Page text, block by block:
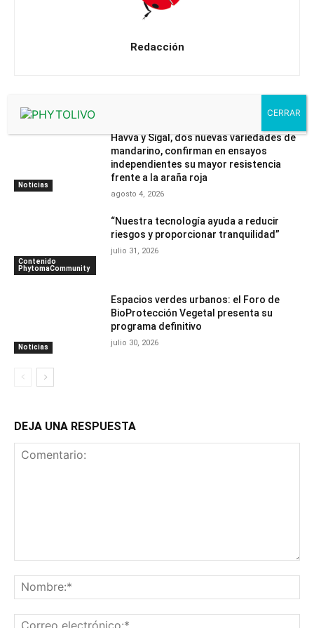
Redacción
Artículos relacionados
Noticias
Havva y Sigal, dos nuevas variedades de
mandarino, confirman en ensayos
independientes su mayor resistencia
frente a la araña roja
agosto 4, 2026
Contenido
PhytomaCommunity
“Nuestra tecnología ayuda a reducir
riesgos y proporcionar tranquilidad”
julio 31, 2026
Noticias
Espacios verdes urbanos: el Foro de
BioProtección Vegetal presenta su
programa definitivo
julio 30, 2026
DEJA UNA RESPUESTA